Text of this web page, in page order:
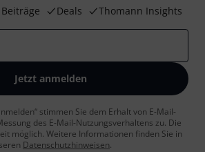
Deals Thomann Insights
Jetzt anmelden
stimmen Sie dem Erhalt von E-Mail-
des E-Mail-Nutzungsverhaltens zu. Die
möglich. Weitere Informationen finden Sie in
Datenschutzhinweisen.